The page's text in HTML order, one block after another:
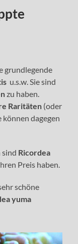
grundlegende
u.s.w. Sie sind
zu haben.
Raritäten (oder
können dagegen
sind Ricordea
Preis haben.
schöne
yuma